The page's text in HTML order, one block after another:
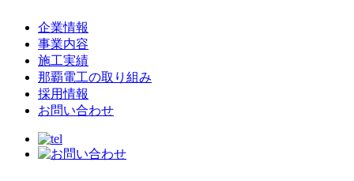
企業情報
事業内容
施工実績
那覇電工の取り組み
採用情報
お問い合わせ